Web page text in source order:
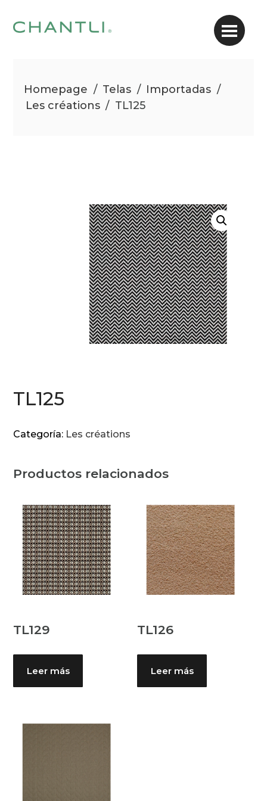
Homepage / Telas / Importadas /
Les créations / TL125
TL125
Categoría: Les créations
Productos relacionados
TL129
Leer más
TL126
Leer más